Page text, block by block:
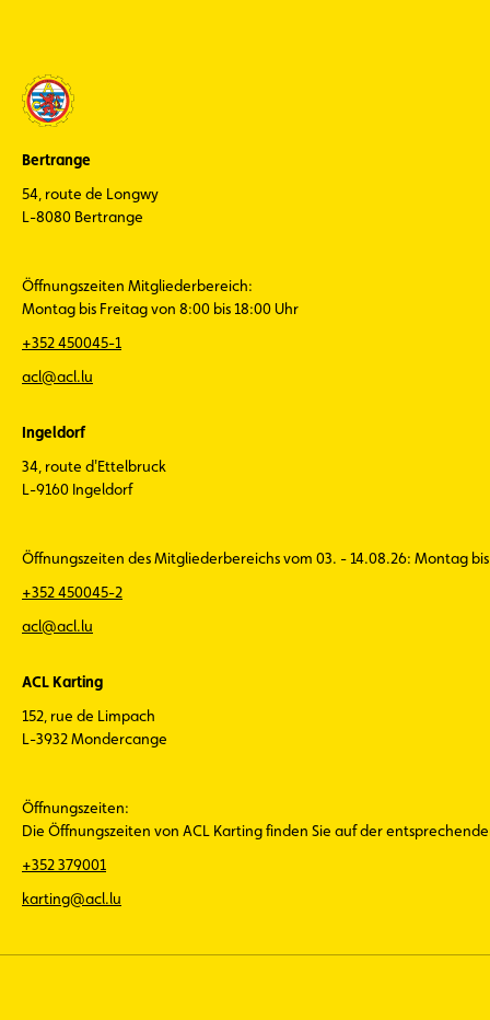
Bertrange
54, route de Longwy
L-8080 Bertrange
Öffnungszeiten Mitgliederbereich:
Montag bis Freitag von 8:00 bis 18:00 Uhr
+352 450045-1
acl@acl.lu
Ingeldorf
34, route d'Ettelbruck
L-9160 Ingeldorf
Öffnungszeiten des Mitgliederbereichs vom 03. - 14.08.26: Montag
+352 450045-2
acl@acl.lu
ACL Karting
152, rue de Limpach
L-3932 Mondercange
Öffnungszeiten:
Die Öffnungszeiten von ACL Karting finden Sie auf der
+352 379001
karting@acl.lu